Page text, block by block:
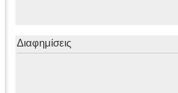
Διαφημίσεις